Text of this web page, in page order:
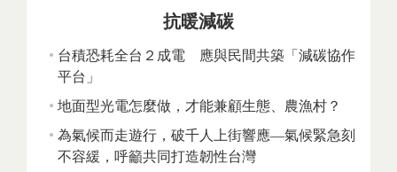
抗暖減碳
台積恐耗全台２成電 應與民間共築「減碳協作
平台」
地面型光電怎麼做，才能兼顧生態、農漁村？
為氣候而走遊行，破千人上街響應—氣候緊急刻
不容緩，呼籲共同打造韌性台灣